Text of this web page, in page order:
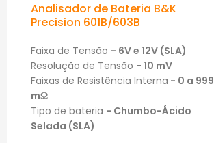
Analisador de Bateria B&K
Precision 601B/603B
Faixa de Tensão - 6V e 12V (SLA)
Resolução de Tensão - 10 mV
Faixas de Resistência Interna - 0 a 999
mΩ
Tipo de bateria - Chumbo-Ácido
Selada (SLA)